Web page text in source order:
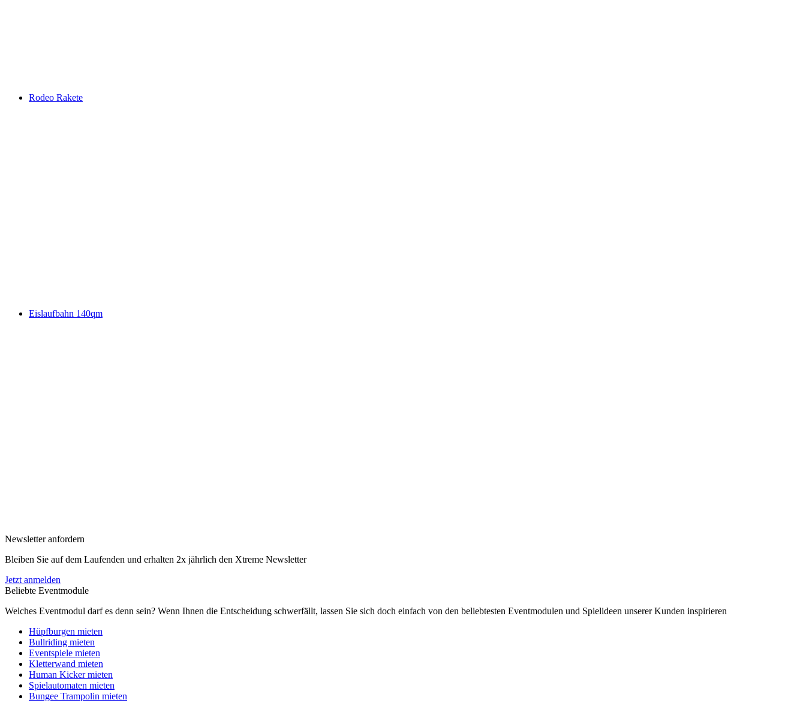
Rodeo Rakete
Eislaufbahn 140qm
Newsletter anfordern
Bleiben Sie auf dem Laufenden und erhalten 2x jährlich den Xtreme Newsletter
Jetzt anmelden
Beliebte Eventmodule
Welches Eventmodul darf es denn sein? Wenn Ihnen die Entscheidung schwerfällt, lassen Sie sich doch einfach von den beliebtesten Eventmodulen und Spielideen unserer Kunden inspirieren
Hüpfburgen mieten
Bullriding mieten
Eventspiele mieten
Kletterwand mieten
Human Kicker mieten
Spielautomaten mieten
Bungee Trampolin mieten